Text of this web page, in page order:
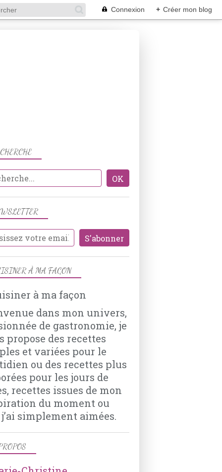
Connexion + Créer mon blog
BISCUITS
PISTACHES
NOIX DE COCO
CRANBERRIES
PATISSERIES
SABLÉS
BISCUITS
NOËL
EPICES
CANNELLE
CACAO
À MA FAÇON
dans mon univers,
de gastronomie, je
propose des recettes
et variées pour le
ou des recettes plus
pour les jours de
recettes issues de mon
du moment ou
simplement aimées.